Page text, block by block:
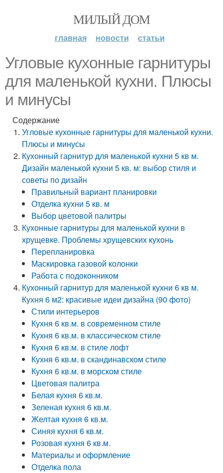
МИЛЫЙ ДОМ
главная новости статьи
Угловые кухонные гарнитуры
для маленькой кухни. Плюсы
и минусы
Содержание
Угловые кухонные гарнитуры для маленькой кухни.
Плюсы и минусы
Кухонный гарнитур для маленькой кухни 5 кв м.
Дизайн маленькой кухни 5 кв. м: выбор стиля и
советы по дизайн
Правильный вариант планировки
Отделка кухни 5 кв. м
Выбор цветовой палитры
Кухонные гарнитуры для маленькой кухни в
хрущевке. Проблемы хрущевских кухонь
Перепланировка
Маскировка газовой колонки
Работа с подоконником
Кухонный гарнитур для маленькой кухни 6 кв м.
Кухня 6 м2: красивые идеи дизайна (90 фото)
Стили интерьеров
Кухня 6 кв.м. в современном стиле
Кухня 6 кв.м. в классическом стиле
Кухня 6 кв.м. в стиле лофт
Кухня 6 кв.м. в скандинавском стиле
Кухня 6 кв.м. в морском стиле
Цветовая палитра
Белая кухня 6 кв.м.
Зеленая кухня 6 кв.м.
Желтая кухня 6 кв.м.
Синяя кухня 6 кв.м.
Розовая кухня 6 кв.м.
Материалы и оформление
Отделка пола